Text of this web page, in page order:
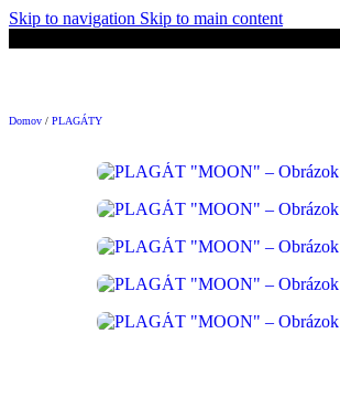
Skip to navigation Skip to main content
Domov / PLAGÁTY